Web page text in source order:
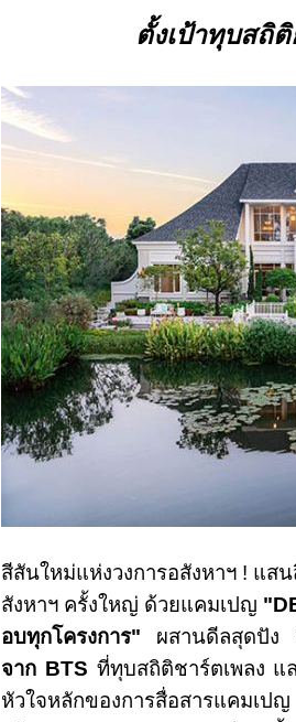
ตั้งเป้าทุบสถิ
สีสันใหม่แห่งวงการอสังหาฯ ! แสน
สังหาฯ ครั้งใหญ่ ด้วยแคมเปญ
อบทุกโครงการ" ผสานดีลสุดปัง
จาก BTS ที่ทุบสถิติชาร์ตเพลง แ
หัวใจหลักของการสื่อสารแคมเป